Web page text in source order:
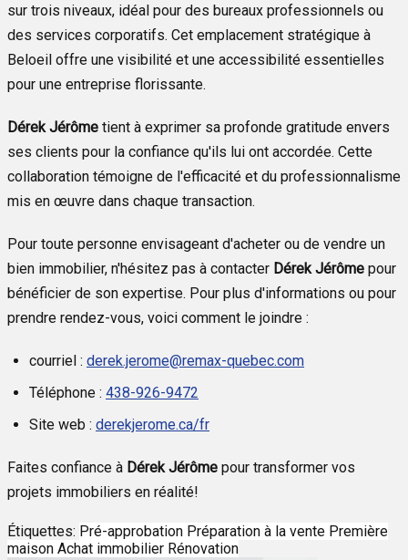
sur trois niveaux, idéal pour des bureaux professionnels ou
des services corporatifs. Cet emplacement stratégique à
Beloeil offre une visibilité et une accessibilité essentielles
pour une entreprise florissante.
Dérek Jérôme tient à exprimer sa profonde gratitude envers
ses clients pour la confiance qu'ils lui ont accordée. Cette
collaboration témoigne de l'efficacité et du professionnalisme
mis en œuvre dans chaque transaction.
Pour toute personne envisageant d'acheter ou de vendre un
bien immobilier, n'hésitez pas à contacter Dérek Jérôme pour
bénéficier de son expertise. Pour plus d'informations ou pour
prendre rendez-vous, voici comment le joindre :
courriel : derek.jerome@remax-quebec.com
Téléphone : 438-926-9472
Site web : derekjerome.ca/fr
Faites confiance à Dérek Jérôme pour transformer vos
projets immobiliers en réalité!
Étiquettes: Pré-approbation Préparation à la vente Première
maison Achat immobilier Rénovation